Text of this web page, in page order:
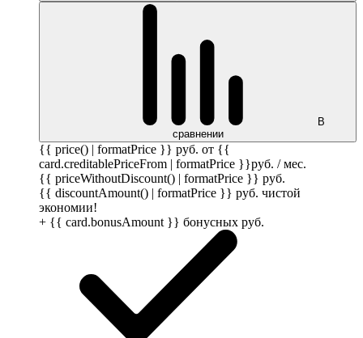
В
сравнении
{{ price() | formatPrice }} руб. от {{
card.creditablePriceFrom | formatPrice }}руб. / мес.
{{ priceWithoutDiscount() | formatPrice }} руб.
{{ discountAmount() | formatPrice }} руб. чистой
экономии!
+ {{ card.bonusAmount }} бонусных руб.